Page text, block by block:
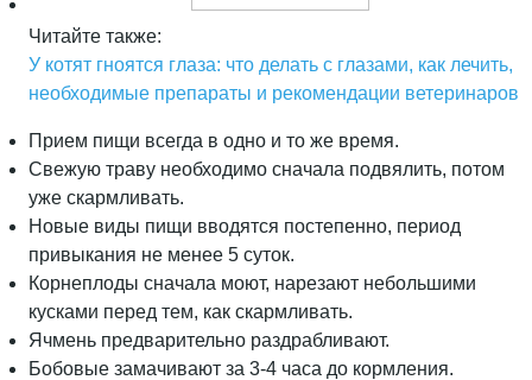
Читайте также:
У котят гноятся глаза: что делать с глазами, как лечить,
необходимые препараты и рекомендации ветеринаров
Прием пищи всегда в одно и то же время.
Свежую траву необходимо сначала подвялить, потом
уже скармливать.
Новые виды пищи вводятся постепенно, период
привыкания не менее 5 суток.
Корнеплоды сначала моют, нарезают небольшими
кусками перед тем, как скармливать.
Ячмень предварительно раздрабливают.
Бобовые замачивают за 3-4 часа до кормления.